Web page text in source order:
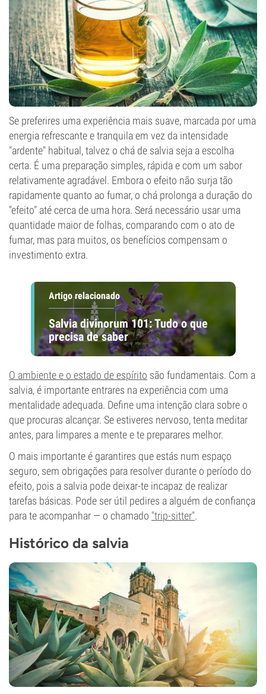
Se preferires uma experiência mais suave, marcada por uma
energia refrescante e tranquila em vez da intensidade
"ardente" habitual, talvez o chá de salvia seja a escolha
certa. É uma preparação simples, rápida e com um sabor
relativamente agradável. Embora o efeito não surja tão
rapidamente quanto ao fumar, o chá prolonga a duração do
"efeito" até cerca de uma hora. Será necessário usar uma
quantidade maior de folhas, comparando com o ato de
fumar, mas para muitos, os benefícios compensam o
investimento extra.
Artigo relacionado
Salvia divinorum 101: Tudo o que
precisa de saber
O ambiente e o estado de espírito são fundamentais. Com a
salvia, é importante entrares na experiência com uma
mentalidade adequada. Define uma intenção clara sobre o
que procuras alcançar. Se estiveres nervoso, tenta meditar
antes, para limpares a mente e te preparares melhor.
O mais importante é garantires que estás num espaço
seguro, sem obrigações para resolver durante o período do
efeito, pois a salvia pode deixar-te incapaz de realizar
tarefas básicas. Pode ser útil pedires a alguém de confiança
para te acompanhar — o chamado "trip-sitter".
Histórico da salvia